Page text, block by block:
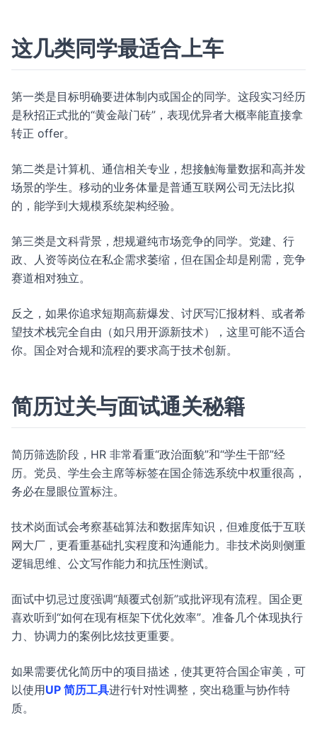
这几类同学最适合上车
第一类是目标明确要进体制内或国企的同学。这段实习经历
是秋招正式批的“黄金敲门砖”，表现优异者大概率能直接拿
转正 offer。
第二类是计算机、通信相关专业，想接触海量数据和高并发
场景的学生。移动的业务体量是普通互联网公司无法比拟
的，能学到大规模系统架构经验。
第三类是文科背景，想规避纯市场竞争的同学。党建、行
政、人资等岗位在私企需求萎缩，但在国企却是刚需，竞争
赛道相对独立。
反之，如果你追求短期高薪爆发、讨厌写汇报材料、或者希
望技术栈完全自由（如只用开源新技术），这里可能不适合
你。国企对合规和流程的要求高于技术创新。
简历过关与面试通关秘籍
简历筛选阶段，HR 非常看重“政治面貌”和“学生干部”经
历。党员、学生会主席等标签在国企筛选系统中权重很高，
务必在显眼位置标注。
技术岗面试会考察基础算法和数据库知识，但难度低于互联
网大厂，更看重基础扎实程度和沟通能力。非技术岗则侧重
逻辑思维、公文写作能力和抗压性测试。
面试中切忌过度强调“颠覆式创新”或批评现有流程。国企更
喜欢听到“如何在现有框架下优化效率”。准备几个体现执行
力、协调力的案例比炫技更重要。
如果需要优化简历中的项目描述，使其更符合国企审美，可
以使用UP 简历工具进行针对性调整，突出稳重与协作特
质。